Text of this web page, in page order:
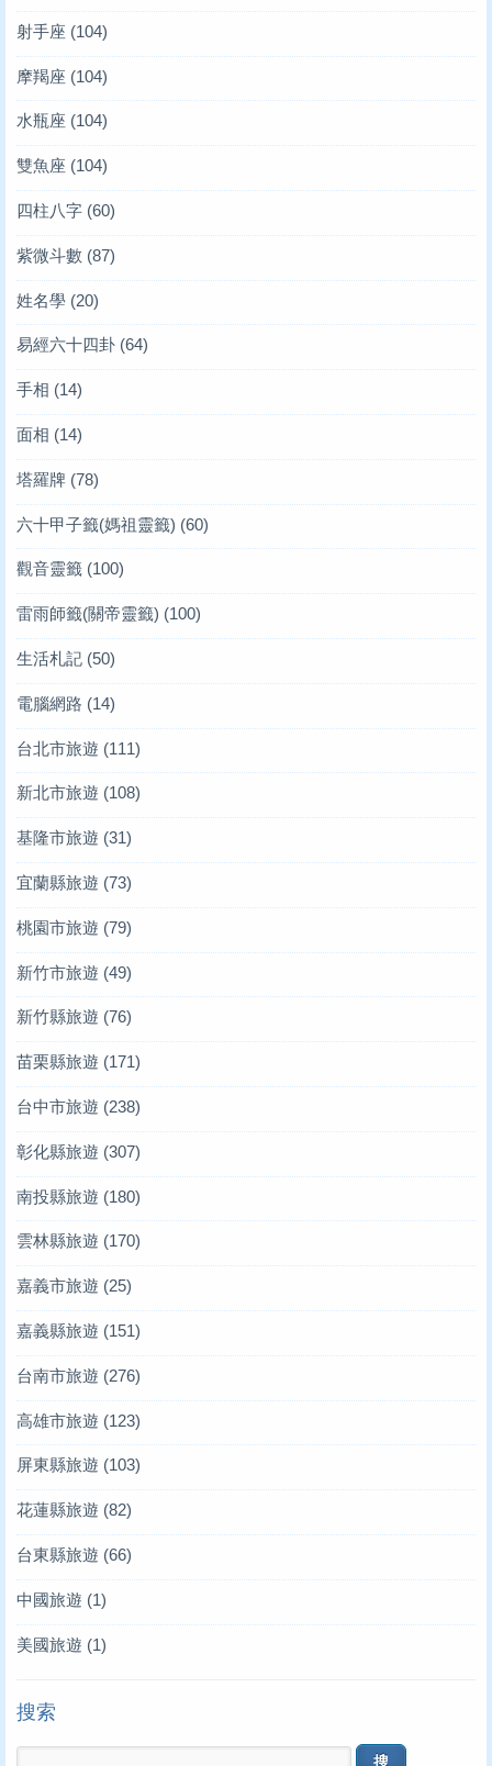
射手座 (104)
摩羯座 (104)
水瓶座 (104)
雙魚座 (104)
四柱八字 (60)
紫微斗數 (87)
姓名學 (20)
易經六十四卦 (64)
手相 (14)
面相 (14)
塔羅牌 (78)
六十甲子籤(媽祖靈籤) (60)
觀音靈籤 (100)
雷雨師籤(關帝靈籤) (100)
生活札記 (50)
電腦網路 (14)
台北市旅遊 (111)
新北市旅遊 (108)
基隆市旅遊 (31)
宜蘭縣旅遊 (73)
桃園市旅遊 (79)
新竹市旅遊 (49)
新竹縣旅遊 (76)
苗栗縣旅遊 (171)
台中市旅遊 (238)
彰化縣旅遊 (307)
南投縣旅遊 (180)
雲林縣旅遊 (170)
嘉義市旅遊 (25)
嘉義縣旅遊 (151)
台南市旅遊 (276)
高雄市旅遊 (123)
屏東縣旅遊 (103)
花蓮縣旅遊 (82)
台東縣旅遊 (66)
中國旅遊 (1)
美國旅遊 (1)
搜索